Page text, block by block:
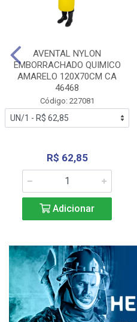
AVENTAL NYLON
EMBORRACHADO QUIMICO
AMARELO 120X70CM CA
46468
Código: 227081
R$ 62,85
Adicionar